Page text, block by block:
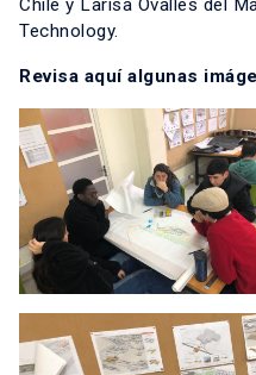
Chile y Larisa Ovalles del
Technology.
Revisa aquí algunas